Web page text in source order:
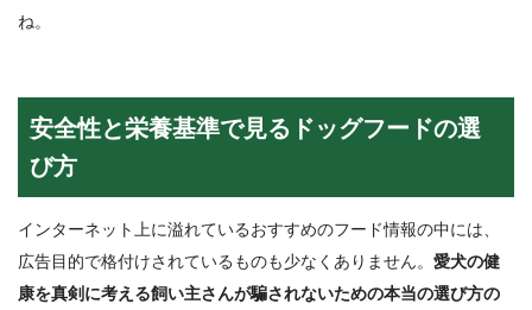
ね。
安全性と栄養基準で見るドッグフードの選
び方
インターネット上に溢れているおすすめのフード情報の中には、
広告目的で格付けされているものも少なくありません。 愛犬の健
康を真剣に考える飼い主さんが騙されないための本当の選び方の